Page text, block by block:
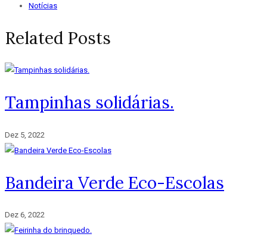
Notícias
Related Posts
Tampinhas solidárias.
Dez 5, 2022
Bandeira Verde Eco-Escolas
Dez 6, 2022